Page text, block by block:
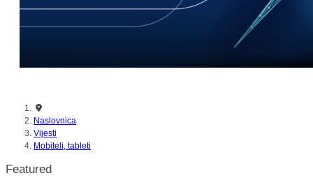
Naslovnica
Vijesti
Mobiteli, tableti
Featured